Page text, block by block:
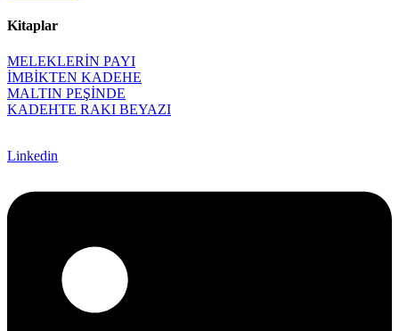
Kitaplar
MELEKLERİN PAYI
İMBİKTEN KADEHE
MALTIN PEŞİNDE
KADEHTE RAKI BEYAZI
Linkedin